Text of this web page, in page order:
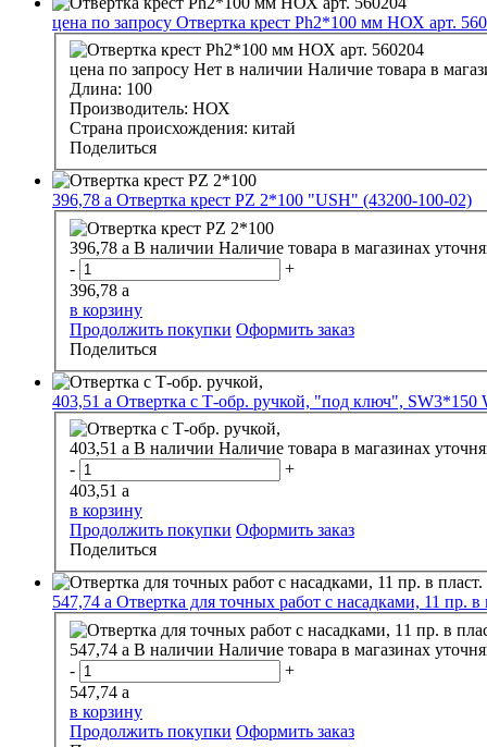
цена по запросу Отвертка крест Рh2*100 мм НОХ арт.
цена по запросу Нет в наличии Наличие товара в
Длина: 100
Производитель: НОХ
Страна происхождения: китай
Поделиться
396,78 a Отвертка крест РZ 2*100 "USH" (43200-100-02)
396,78 a В наличии Наличие товара в магазинах
-
+
396,78 a
в корзину
Продолжить покупки Оформить заказ
Поделиться
403,51 a Отвертка с Т-обр. ручкой, "под ключ", SW3*150
403,51 a В наличии Наличие товара в магазинах
-
+
403,51 a
в корзину
Продолжить покупки Оформить заказ
Поделиться
547,74 a Отвертка для точных работ с насадками, 11 пр.
547,74 a В наличии Наличие товара в магазинах
-
+
547,74 a
в корзину
Продолжить покупки Оформить заказ